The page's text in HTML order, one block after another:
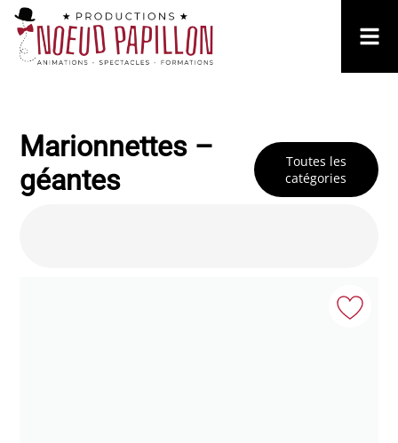
Marionnettes –
géantes
Toutes les
catégories